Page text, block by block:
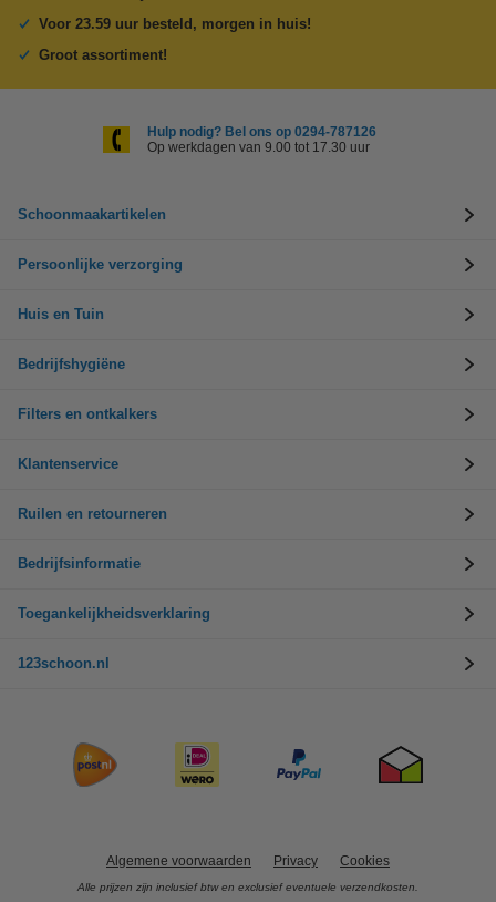
Voor 23.59 uur besteld, morgen in huis!
Groot assortiment!
Hulp nodig? Bel ons op 0294-787126
Op werkdagen van 9.00 tot 17.30 uur
Schoonmaakartikelen
Persoonlijke verzorging
Huis en Tuin
Bedrijfshygiëne
Filters en ontkalkers
Klantenservice
Ruilen en retourneren
Bedrijfsinformatie
Toegankelijkheidsverklaring
123schoon.nl
Algemene voorwaarden Privacy Cookies
Alle prijzen zijn inclusief btw en exclusief eventuele verzendkosten.